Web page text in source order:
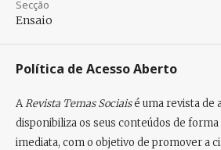
Secção
Ensaio
Política de Acesso Aberto
ARevista Temas Sociaisé uma revista de
disponibiliza os seus conteúdos de forma
imediata, com o objetivo de promover a